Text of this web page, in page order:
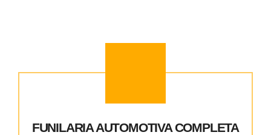
FUNILARIA AUTOMOTIVA COMPLETA